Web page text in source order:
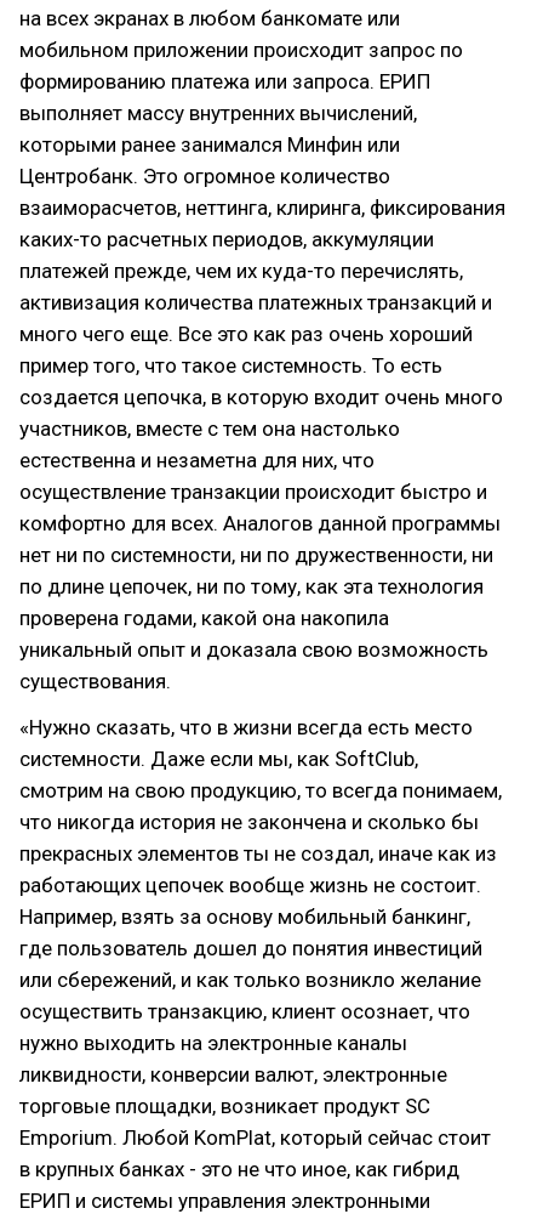
на всех экранах в любом банкомате или
мобильном приложении происходит запрос по
формированию платежа или запроса. ЕРИП
выполняет массу внутренних вычислений,
которыми ранее занимался Минфин или
Центробанк. Это огромное количество
взаиморасчетов, неттинга, клиринга, фиксирования
каких-то расчетных периодов, аккумуляции
платежей прежде, чем их куда-то перечислять,
активизация количества платежных транзакций и
много чего еще. Все это как раз очень хороший
пример того, что такое системность. То есть
создается цепочка, в которую входит очень много
участников, вместе с тем она настолько
естественна и незаметна для них, что
осуществление транзакции происходит быстро и
комфортно для всех. Аналогов данной программы
нет ни по системности, ни по дружественности, ни
по длине цепочек, ни по тому, как эта технология
проверена годами, какой она накопила
уникальный опыт и доказала свою возможность
существования.
«Нужно сказать, что в жизни всегда есть место
системности. Даже если мы, как SoftClub,
смотрим на свою продукцию, то всегда понимаем,
что никогда история не закончена и сколько бы
прекрасных элементов ты не создал, иначе как из
работающих цепочек вообще жизнь не состоит.
Например, взять за основу мобильный банкинг,
где пользователь дошел до понятия инвестиций
или сбережений, и как только возникло желание
осуществить транзакцию, клиент осознает, что
нужно выходить на электронные каналы
ликвидности, конверсии валют, электронные
торговые площадки, возникает продукт SC
Emporium. Любой KomPlat, который сейчас стоит
в крупных банках - это не что иное, как гибрид
ЕРИП и системы управления электронными